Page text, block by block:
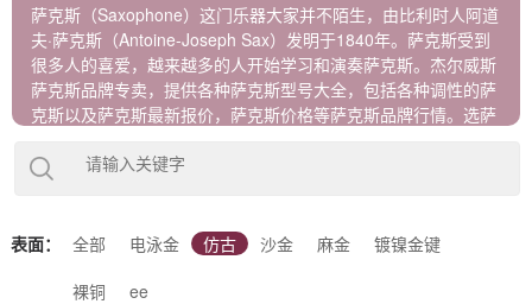
萨克斯（Saxophone）这门乐器大家并不陌生，由比利时人阿道
夫·萨克斯（Antoine-Joseph Sax）发明于1840年。萨克斯受到
很多人的喜爱，越来越多的人开始学习和演奏萨克斯。杰尔威斯
萨克斯品牌专卖，提供各种萨克斯型号大全，包括各种调性的萨
克斯以及萨克斯最新报价，萨克斯价格等萨克斯品牌行情。选萨
下几类：（降E调）中音萨克斯、（降B调）次中音萨克斯、（降
B调）高音萨克斯、（降E调）上低音萨克斯、（降B调）高音小
学进阶萨克斯、考级演奏萨克斯、专业演奏萨克斯、大师级萨克
斯等不同调性、不同表面、不同材质的萨克斯。同时也支持您根
据自己的喜好进行定制。杰尔威斯，好音质的选择！
表面： 全部 电泳金 仿古 沙金 麻金
镀镍金键
裸铜
ee